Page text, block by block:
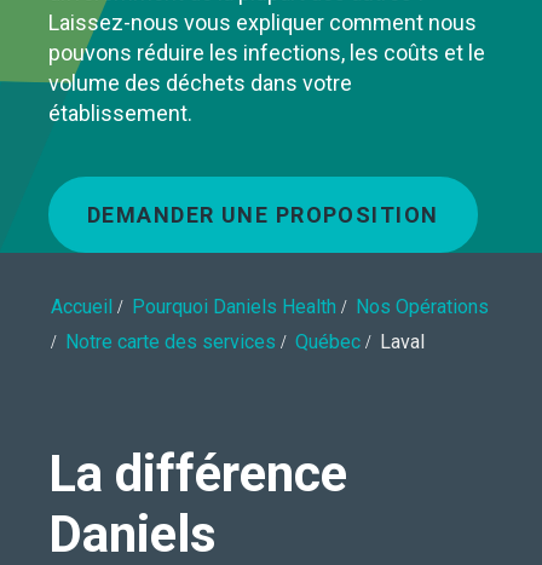
Laissez-nous vous expliquer comment nous
pouvons réduire les infections, les coûts et le
volume des déchets dans votre
établissement.
DEMANDER UNE PROPOSITION
Accueil Pourquoi Daniels Health
Nos Opérations
Notre carte des services
Québec Laval
La différence
Daniels